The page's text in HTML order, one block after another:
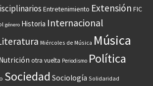
Entretenimiento Extensión FIC
género Historia Internacional
Miércoles de Música Música
otra vuelta Periodismo Política
Sociedad Sociología Solidaridad